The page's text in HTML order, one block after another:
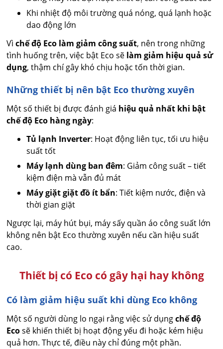
Khi nhiệt độ môi trường quá nóng, quá lạnh hoặc
dao động lớn
Vìchế độ Eco làm giảm công suất, nên trong những
tình huống trên, việc bật Eco sẽ làm giảm hiệu quả sử
dụng, thậm chí gây khó chịu hoặc tốn thời gian.
Những thiết bị nên bật Eco thường xuyên
Một số thiết bị được đánh giá hiệu quả nhất khi bật
chế độ Eco hàng ngày:
Tủ lạnh Inverter: Hoạt động liên tục, tối ưu hiệu
suất tốt
Máy lạnh dùng ban đêm: Giảm công suất – tiết
kiệm điện mà vẫn đủ mát
Máy giặt giặt đồ ít bẩn: Tiết kiệm nước, điện và
thời gian giặt
Ngược lại, máy hút bụi, máy sấy quần áo công suất lớn
không nên bật Eco thường xuyên nếu cần hiệu suất
cao.
Thiết bị có Eco có gây hại hay không
Có làm giảm hiệu suất khi dùng Eco không
Một số người dùng lo ngại rằng việc sử dụngchế độ
Ecosẽ khiến thiết bị hoạt động yếu đi hoặc kém hiệu
quả hơn. Thực tế, điều này chỉ đúng một phần.